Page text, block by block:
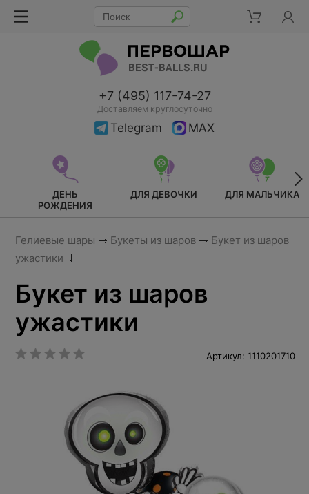
+7 (495) 117-74-27
Доставляем круглосуточно
Telegram MAX
ДЕНЬ
РОЖДЕНИЯ
ДЛЯ ДЕВОЧКИ ДЛЯ МАЛЬЧИКА
Гелиевые шары Букеты из шаров
Букет из шаров
ужастики
Букет из шаров
ужастики
Артикул: 1110201710